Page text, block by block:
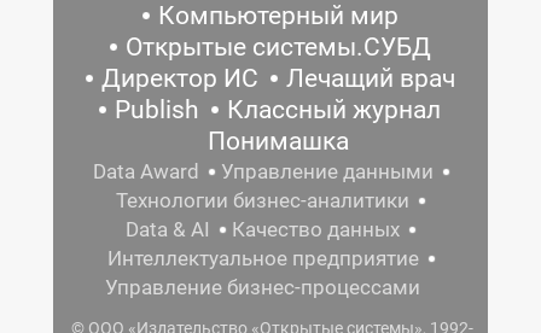
Компьютерный мир
Открытые системы.СУБД
Директор ИС
Лечащий врач
Publish
Классный журнал
Понимашка
Data Award
Управление данными
Технологии бизнес-аналитики
Data & AI
Качество данных
Интеллектуальное предприятие
Управление бизнес-процессами
© ООО «Издательство «Открытые системы», 1992-